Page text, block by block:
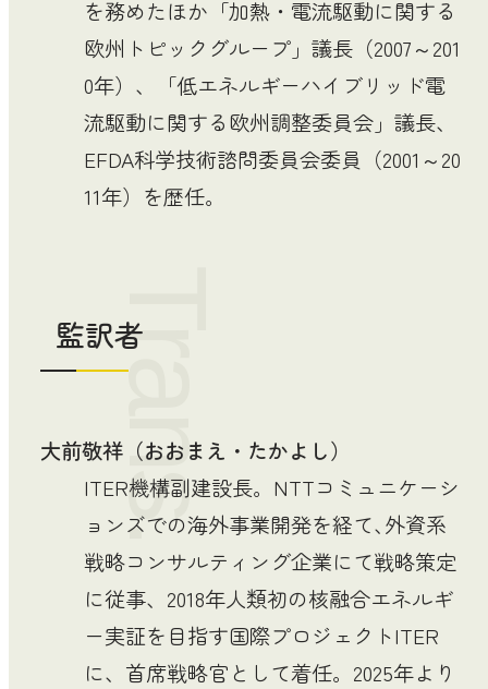
を務めたほか「加熱・電流駆動に関する
欧州トピックグループ」議長（2007～201
0年）、「低エネルギーハイブリッド電
流駆動に関する欧州調整委員会」議長、
EFDA科学技術諮問委員会委員（2001～20
11年）を歴任。
監訳者Trans.
大前敬祥（おおまえ・たかよし）
ITER機構副建設長。NTTコミュニケーシ
ョンズでの海外事業開発を経て､外資系
戦略コンサルティング企業にて戦略策定
に従事、2018年人類初の核融合エネルギ
ー実証を目指す国際プロジェクトITER
に、首席戦略官として着任。2025年より